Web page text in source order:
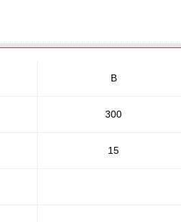
B
300
15